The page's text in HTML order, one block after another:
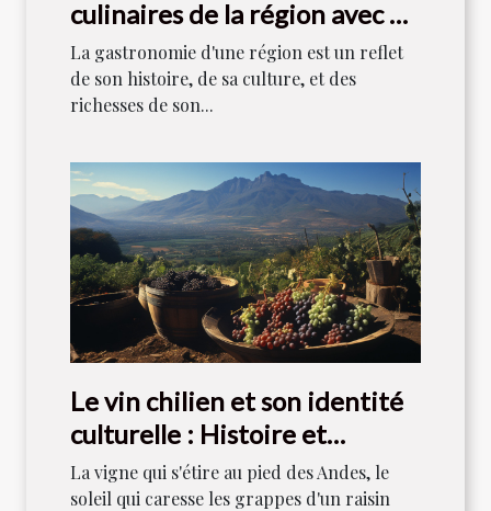
culinaires de la région avec un
chef local
La gastronomie d'une région est un reflet
de son histoire, de sa culture, et des
richesses de son...
Le vin chilien et son identité
culturelle : Histoire et
tradition
La vigne qui s'étire au pied des Andes, le
soleil qui caresse les grappes d'un raisin